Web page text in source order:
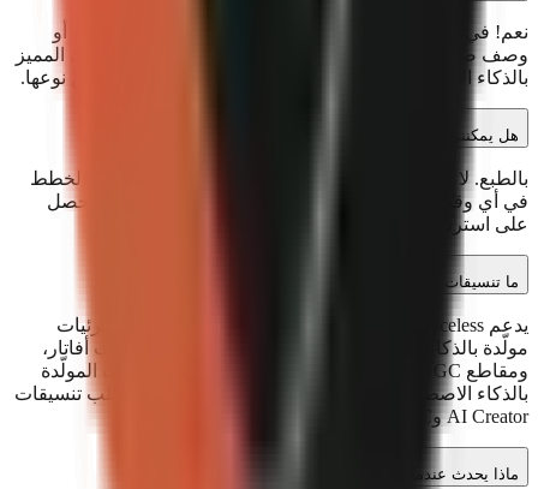
نعم! في خطة Pro وما فوقها، يمكنك استنساخ صوتك الخاص أو
وصف صوت الراوي المثالي لك. سيستخدم كل مقطع صوتك المميز
بالذكاء الاصطناعي، مما يجعل قناتك تبدو متسقة وفريدة من نوعها.
هل يمكنني الإلغاء في أي وقت؟
بالطبع. لا توجد عقود أو رسوم إلغاء. يمكنك الإلغاء أو تغيير الخطط
في أي وقت من لوحة التحكم. إذا ألغيت خلال 30 يوماً، ستحصل
على استرداد كامل—دون أسئلة.
ما تنسيقات الفيديو المدعومة؟
يدعم GoFaceless ثلاثة تنسيقات: مقاطع بدون وجه مع مرئيات
مولّدة بالذكاء الاصطناعي، ومقاطع AI Creator مع تراكب أفاتار،
ومقاطع UGC كاملة بأسلوب الرأس المتحدث. المرئيات المولّدة
بالذكاء الاصطناعي متوفّرة في جميع الخطط، بينما تتطلب تنسيقات
AI Creator وUGC خطة Business.
ماذا يحدث عندما تنفد أرصدتي؟